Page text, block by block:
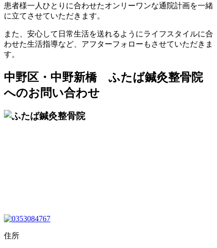
患者様一人ひとりに合わせたオンリーワンな通院計画を一緒
に立てさせていただきます。
また、安心して日常生活を送れるようにライフスタイルに合
わせた生活指導など、アフターフォローもさせていただきま
す。
中野区・中野新橋 ふたば鍼灸整骨院
へのお問い合わせ
住所